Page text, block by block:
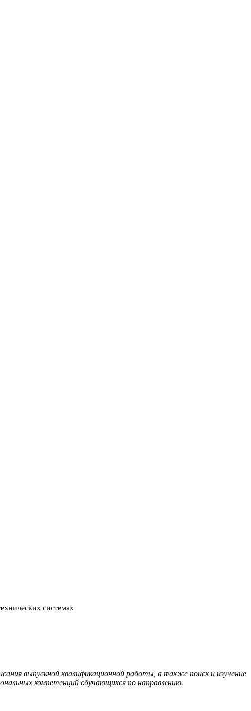
системах
выпускной квалификационной работы, а также поиск и изучение
компетенций обучающихся по направлению.